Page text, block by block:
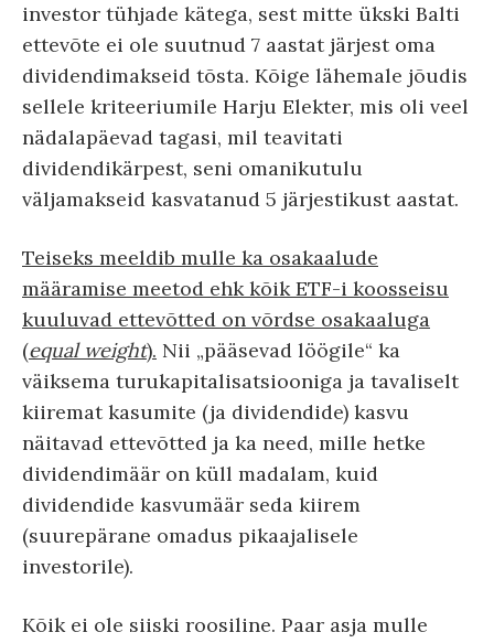
investor tühjade kätega, sest mitte ükski Balti
ettevõte ei ole suutnud 7 aastat järjest oma
dividendimakseid tõsta. Kõige lähemale jõudis
sellele kriteeriumile Harju Elekter, mis oli veel
nädalapäevad tagasi, mil teavitati
dividendikärpest, seni omanikutulu
väljamakseid kasvatanud 5 järjestikust aastat.
Teiseks meeldib mulle ka osakaalude
määramise meetod ehk kõik ETF-i koosseisu
kuuluvad ettevõtted on võrdse osakaaluga
(equal weight). Nii „pääsevad löögile“ ka
väiksema turukapitalisatsiooniga ja tavaliselt
kiiremat kasumite (ja dividendide) kasvu
näitavad ettevõtted ja ka need, mille hetke
dividendimäär on küll madalam, kuid
dividendide kasvumäär seda kiirem
(suurepärane omadus pikaajalisele
investorile).
Kõik ei ole siiski roosiline. Paar asja mulle